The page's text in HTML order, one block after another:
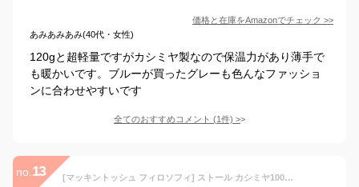
価格と在庫をAmazonでチェック >>
あみあみあみ(40代・女性)
120gと超軽量ですがカシミヤ製なので保温力があり薄手で
も暖かいです。ブルーが買ったグレーも色んなファッショ
ンに合わせやすいです
全てのおすすめコメント (1件) >
no. 13 [マッキントッシュ フィロソフィ] ストール カシミヤ100% 縮絨薄手無地ストール マフラー ギフト レディース 42090 24-431-42090-15-00 ブラック 約60㎝×190㎝